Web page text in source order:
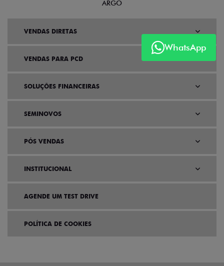
WhatsApp
ARGO
VENDAS DIRETAS
VENDAS PARA PCD
SOLUÇÕES FINANCEIRAS
SEMINOVOS
PÓS VENDAS
INSTITUCIONAL
AGENDE UM TEST DRIVE
POLÍTICA DE COOKIES